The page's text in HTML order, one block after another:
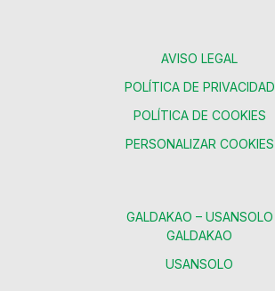
AVISO LEGAL
POLÍTICA DE PRIVACIDAD
POLÍTICA DE COOKIES
PERSONALIZAR COOKIES
GALDAKAO – USANSOLO
GALDAKAO
USANSOLO